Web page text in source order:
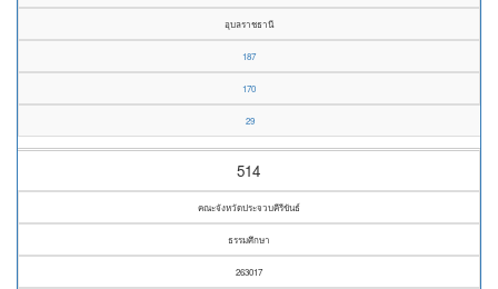
อุบลราชธานี
187
170
29
514
คณะจังหวัดประจวบคีรีขันธ์
ธรรมศึกษา
263017